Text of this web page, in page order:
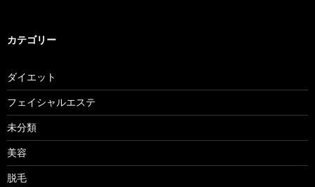
カテゴリー
ダイエット
フェイシャルエステ
未分類
美容
脱毛